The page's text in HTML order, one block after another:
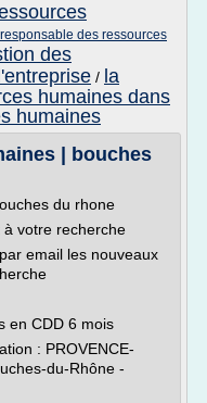
des ressources
des
/ la
humaines dans
humaines
| bouches
du rhone
votre recherche
email les nouveaux
en CDD 6 mois
: PROVENCE-
du-Rhône -